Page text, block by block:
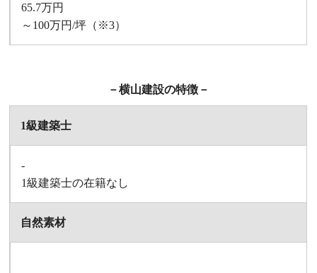
65.7万円
～100万円/坪 （※3）
－横山建設の特徴－
1級建築士
-
1級建築士の在籍なし
自然素材